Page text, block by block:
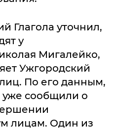
Глагола уточнил,
у
Мигалейко,
Ужгородский
По его данным,
уже сообщили о
лицам. Один из